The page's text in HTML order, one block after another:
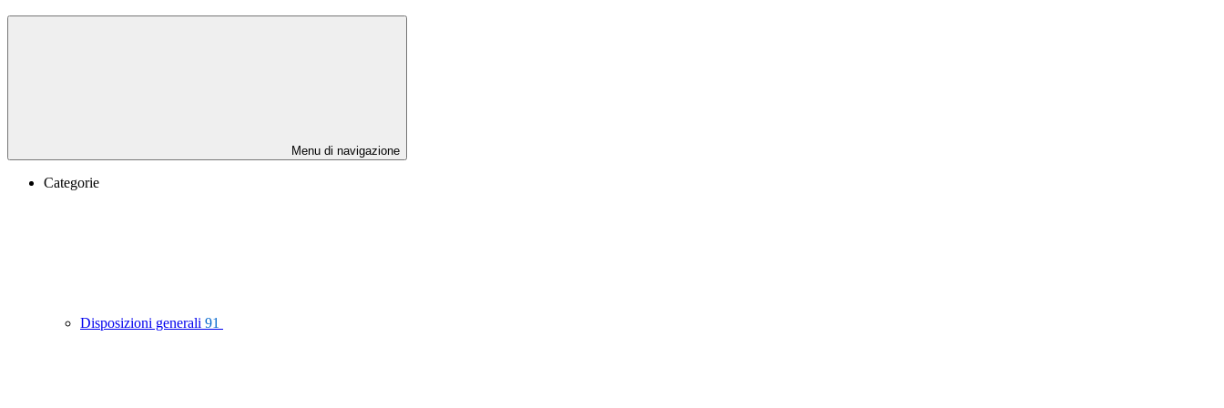
Menu di navigazione
Categorie
Disposizioni generali 91